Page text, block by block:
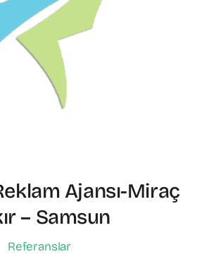
Ajansı-Miraç
– Samsun
Referanslar